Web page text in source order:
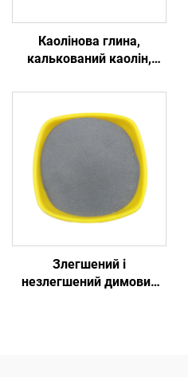
Каолінова глина,
калькований каолін,
керамічних глазурей 93%
білизни, просіяний,
калькований для
паперових покриттів
Злегшений і
незлегшений димовий